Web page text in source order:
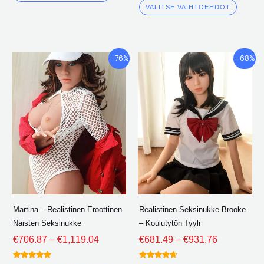
4.00
ulos 5
VALITSE VAIHTOEHDOT
- 76%
Martina – Realistinen Eroottinen
Naisten Seksinukke
€706.87 – €1,119.04
Hintaluokka:
€706.87
kautta
€1,119.04
Tällä
variantteja.
Vaihtoehdot
voidaan
valita
tuotesivulle
- 68%
Realistinen Seksinukke Brooke
– Koulutytön Tyyli
€681.49 – €931.76
€681.49
€931.76
Tällä
valita